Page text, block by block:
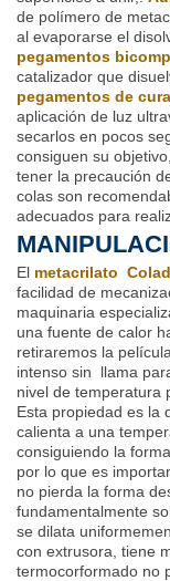
de polímero de
al evaporarse el
pegamentos
catalizador que
pegamentos de
aplicación de luz
secarlos en pocos
consiguen su
tener la precaución
colas son
adecuados para
El metacrilato
facilidad de
maquinaria
una fuente de calor
retiraremos la
intenso sin llama
nivel de temperatura
Esta propiedad es la
calienta a una
consiguiendo la
por lo que es
no pierda la forma
fundamentalmente
se dilata
con extrusora, tiene
termocorformado no